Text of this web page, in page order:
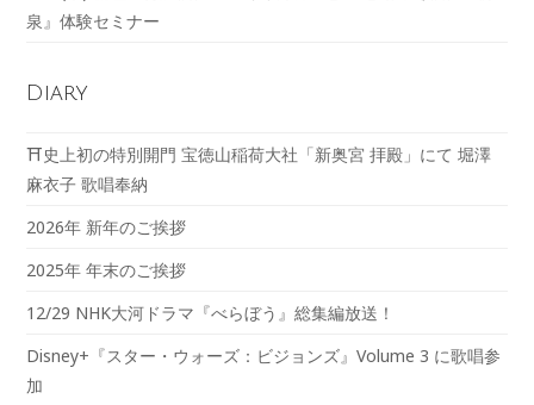
泉』体験セミナー
Diary
⛩️史上初の特別開門 宝徳山稲荷大社「新奥宮 拝殿」にて 堀澤
麻衣子 歌唱奉納
2026年 新年のご挨拶
2025年 年末のご挨拶
12/29 NHK大河ドラマ『べらぼう』総集編放送！
Disney+『スター・ウォーズ：ビジョンズ』Volume 3 に歌唱参
加